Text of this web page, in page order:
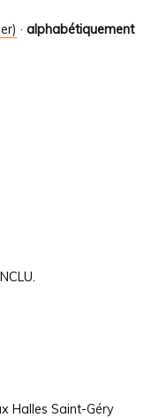
· alphabétiquement
Halles Saint-Géry